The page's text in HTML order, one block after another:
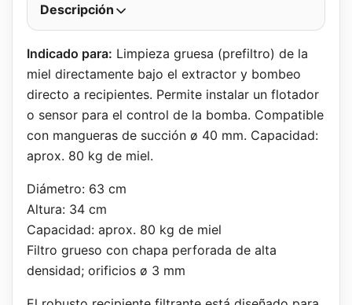
Descripción
Indicado para: Limpieza gruesa (prefiltro) de la
miel directamente bajo el extractor y bombeo
directo a recipientes. Permite instalar un flotador
o sensor para el control de la bomba. Compatible
con mangueras de succión ø 40 mm. Capacidad:
aprox. 80 kg de miel.
Diámetro: 63 cm
Altura: 34 cm
Capacidad: aprox. 80 kg de miel
Filtro grueso con chapa perforada de alta
densidad; orificios ø 3 mm